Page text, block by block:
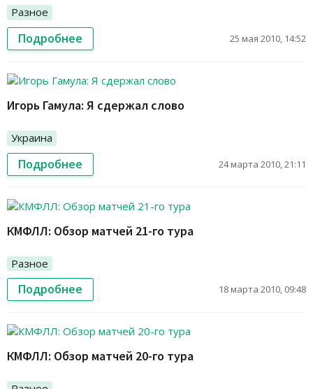
Разное
Подробнее 25 мая 2010, 14:52
Игорь Гамула: Я сдержал слово
Украина
Подробнее 24 марта 2010, 21:11
КМФЛЛ: Обзор матчей 21-го тура
Разное
Подробнее 18 марта 2010, 09:48
КМФЛЛ: Обзор матчей 20-го тура